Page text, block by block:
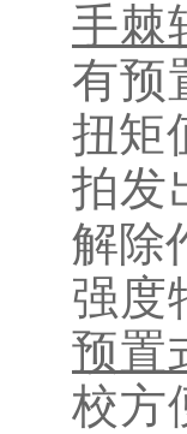
手棘
有预
扭矩
拍发
解除
强度
预置
校方